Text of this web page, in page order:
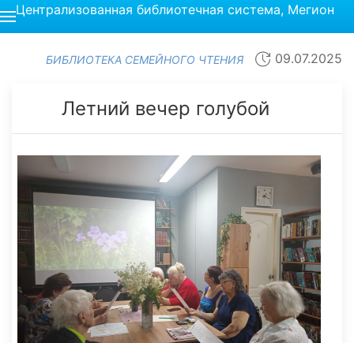
Централизованная библиотечная система, Мегион
БИБЛИОТЕКА СЕМЕЙНОГО ЧТЕНИЯ 09.07.2025
Летний вечер голубой